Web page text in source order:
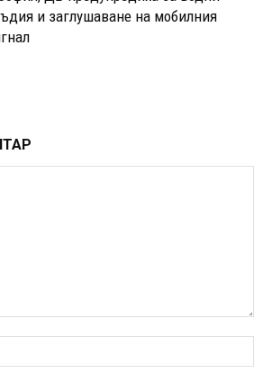
и заглушаване на мобилния